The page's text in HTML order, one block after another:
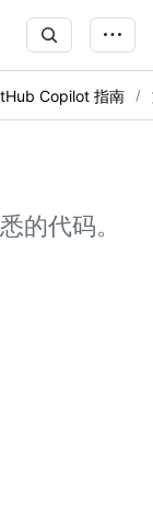
Copilot 指南
的代码。